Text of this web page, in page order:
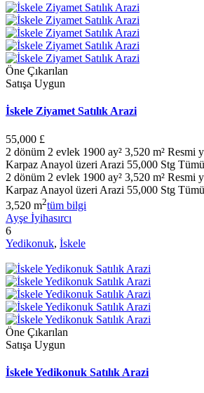
Öne Çıkarılan
Satışa Uygun
İskele Ziyamet Satılık Arazi
55,000 £
2 dönüm 2 evlek 1900 ay² 3,520 m² Resmi
Karpaz Anayol üzeri Arazi 55,000 Stg Tümü
2 dönüm 2 evlek 1900 ay² 3,520 m² Resmi
Karpaz Anayol üzeri Arazi 55,000 Stg Tümü
3,520 m2tüm bilgi
Ayşe İyihasırcı
6
Yedikonuk, İskele
Öne Çıkarılan
Satışa Uygun
İskele Yedikonuk Satılık Arazi